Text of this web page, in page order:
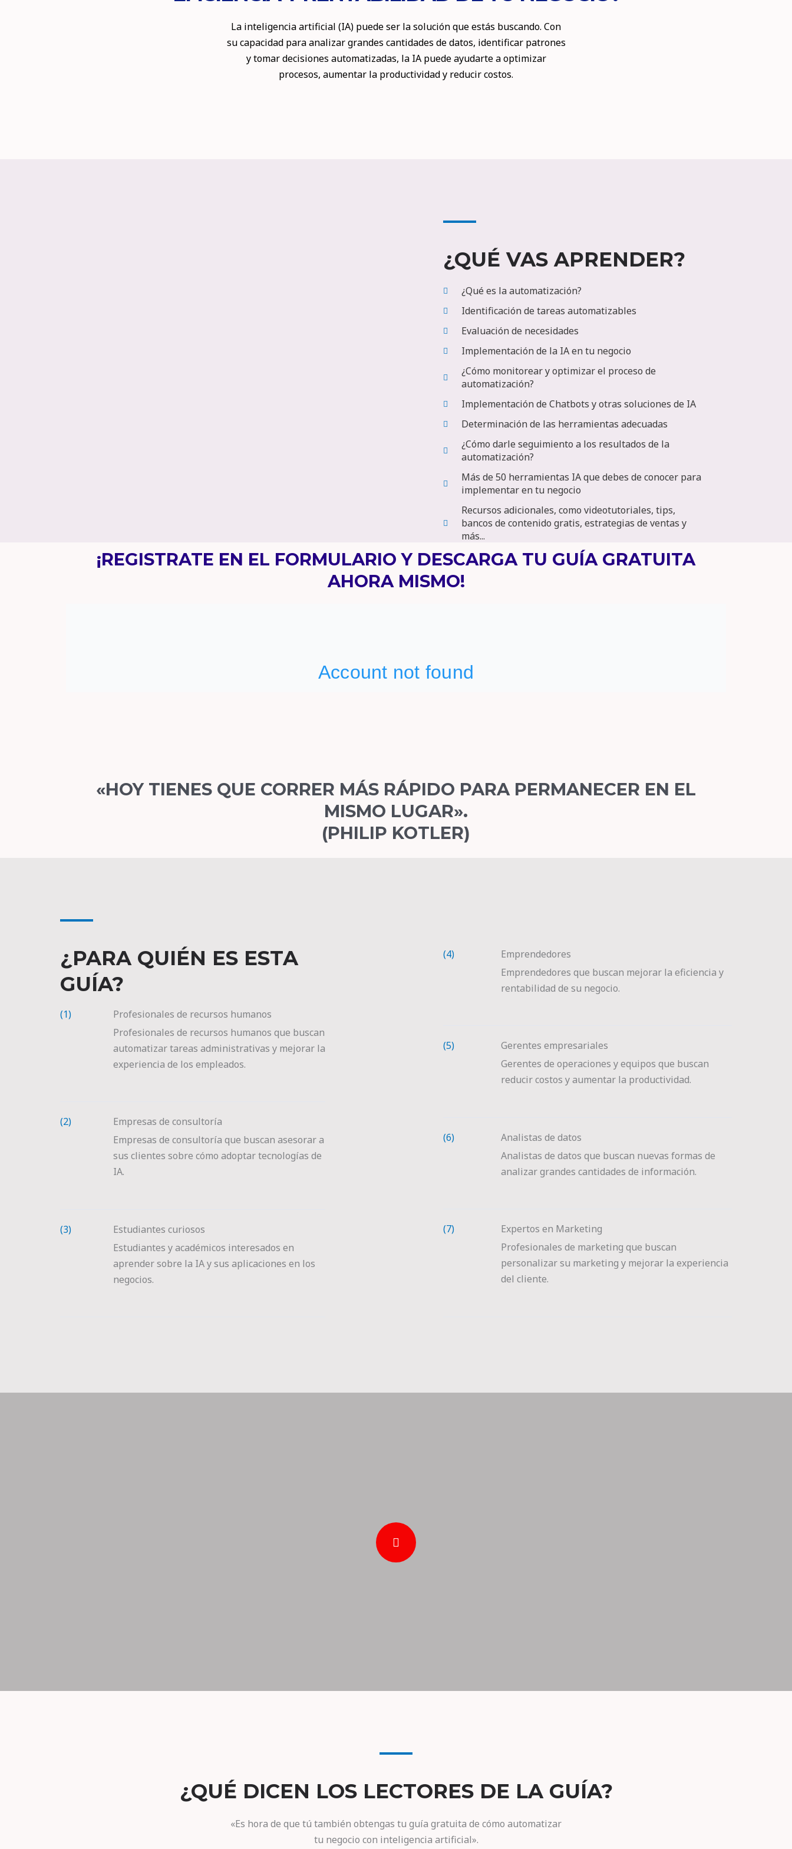
La inteligencia artificial (IA) puede ser la solución que estás buscando. Con
su capacidad para analizar grandes cantidades de datos, identificar patrones
y tomar decisiones automatizadas, la IA puede ayudarte a optimizar
procesos, aumentar la productividad y reducir costos.
¿QUÉ VAS APRENDER?
¿Qué es la automatización?
Identificación de tareas automatizables
Evaluación de necesidades
Implementación de la IA en tu negocio
¿Cómo monitorear y optimizar el proceso de
automatización?
Implementación de Chatbots y otras soluciones de IA
Determinación de las herramientas adecuadas
¿Cómo darle seguimiento a los resultados de la
automatización?
Más de 50 herramientas IA que debes de conocer para
implementar en tu negocio
Recursos adicionales, como videotutoriales, tips,
bancos de contenido gratis, estrategias de ventas y
más...
¡REGISTRATE EN EL FORMULARIO Y DESCARGA TU GUÍA GRATUITA
AHORA MISMO!
«HOY TIENES QUE CORRER MÁS RÁPIDO PARA PERMANECER EN EL
MISMO LUGAR».
(PHILIP KOTLER)
¿PARA QUIÉN ES ESTA
GUÍA?
(1)
Profesionales de recursos humanos
Profesionales de recursos humanos que buscan
automatizar tareas administrativas y mejorar la
experiencia de los empleados.
(2)
Empresas de consultoría
Empresas de consultoría que buscan asesorar a
sus clientes sobre cómo adoptar tecnologías de
IA.
(3)
Estudiantes curiosos
Estudiantes y académicos interesados en
aprender sobre la IA y sus aplicaciones en los
negocios.
(4)
Emprendedores
Emprendedores que buscan mejorar la eficiencia y
rentabilidad de su negocio.
(5)
Gerentes empresariales
Gerentes de operaciones y equipos que buscan
reducir costos y aumentar la productividad.
(6)
Analistas de datos
Analistas de datos que buscan nuevas formas de
analizar grandes cantidades de información.
(7)
Expertos en Marketing
Profesionales de marketing que buscan
personalizar su marketing y mejorar la experiencia
del cliente.
¿QUÉ DICEN LOS LECTORES DE LA GUÍA?
«Es hora de que tú también obtengas tu guía gratuita de cómo automatizar
tu negocio con inteligencia artificial».